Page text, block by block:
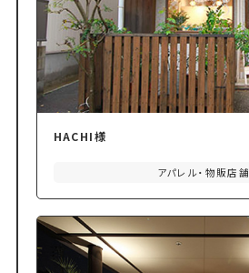
HACHI様
アパレル・物販店舗